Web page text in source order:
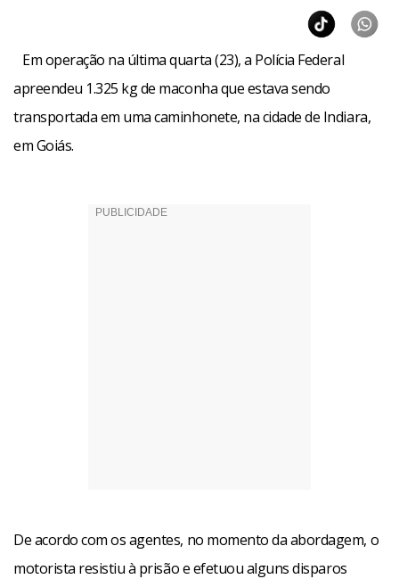
Em operação na última quarta (23), a Polícia Federal
apreendeu 1.325 kg de maconha que estava sendo
transportada em uma caminhonete, na cidade de Indiara,
em Goiás.
De acordo com os agentes, no momento da abordagem, o
motorista resistiu à prisão e efetuou alguns disparos